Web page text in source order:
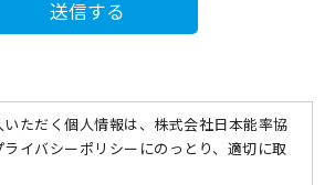
ただく個人情報は、株式会社日本能率協
イバシーポリシーにのっとり、適切に取